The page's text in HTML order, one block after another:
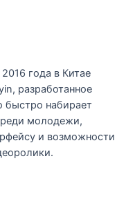
года в Китае
разработанное
быстро набирает
молодежи,
и возможности